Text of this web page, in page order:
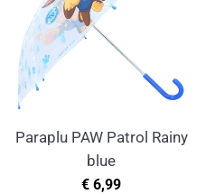
Paraplu PAW Patrol Rainy
blue
Normale
€ 6,99